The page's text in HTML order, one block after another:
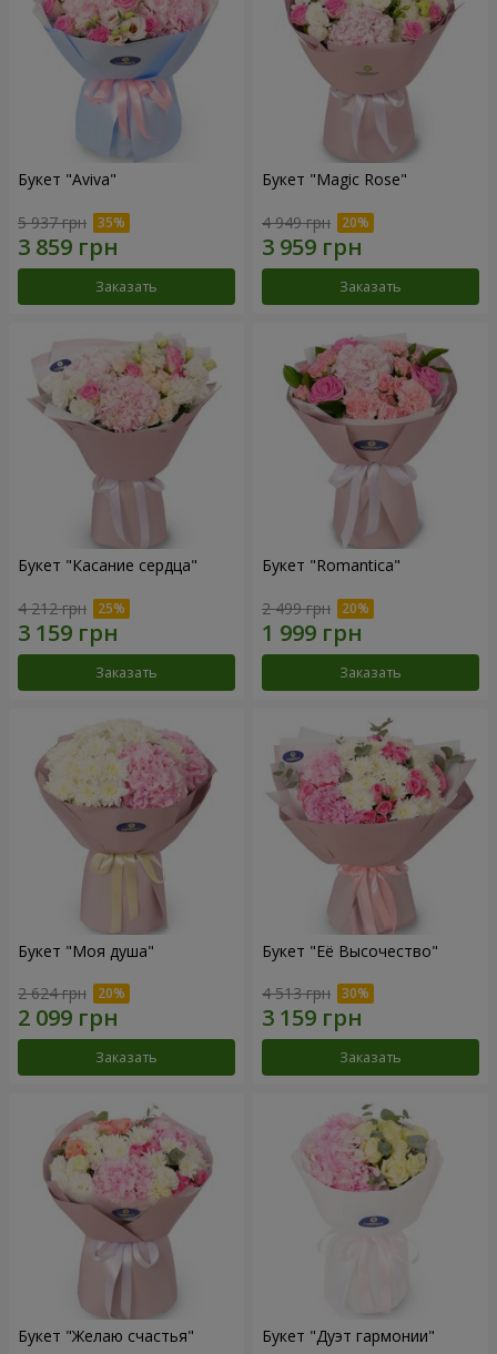
Букет "Aviva"
5 937 грн
Заказать
Букет "Magic Rose"
4 949 грн
Заказать
Букет "Касание сердца"
4 212 грн
Заказать
Букет "Romantica"
2 499 грн
Заказать
Букет "Моя душа"
2 624 грн
Заказать
Букет "Её Высочество"
4 513 грн
Заказать
Букет "Желаю счастья" Букет "Дуэт гармонии"